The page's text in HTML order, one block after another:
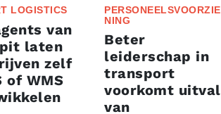
LOGISTICS
van
laten
zelf
of WMS
PERSONEELSVOORZIE
NING
Beter
leiderschap in
transport
voorkomt uitval
van